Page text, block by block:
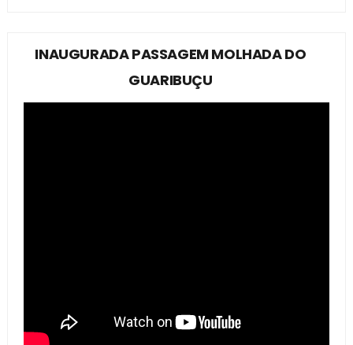
INAUGURADA PASSAGEM MOLHADA DO
GUARIBUÇU